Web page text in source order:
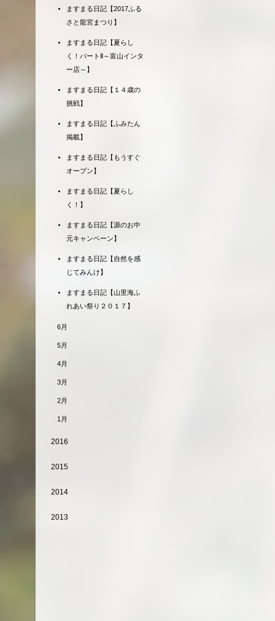
ますまる日記【2017ふる
さと龍宮まつり】
ますまる日記【夏らし
く！パートⅡ～富山インタ
ー店～】
ますまる日記【１４歳の
挑戦】
ますまる日記【ふみたん
掲載】
ますまる日記【もうすぐ
オープン】
ますまる日記【夏らし
く！】
ますまる日記【源のお中
元キャンペーン】
ますまる日記【自然を感
じてみんけ】
ますまる日記【山里海ふ
れあい祭り２０１７】
6月
5月
4月
3月
2月
1月
2016
2015
2014
2013